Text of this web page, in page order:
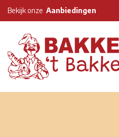
Bekijk onze Aanbiedingen